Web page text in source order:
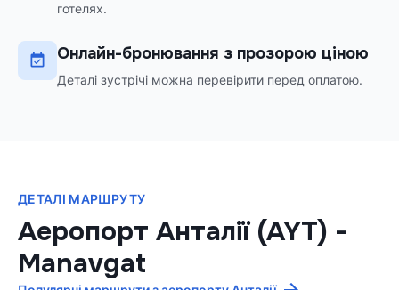
готелях.
Онлайн-бронювання з прозорою ціною
Деталі зустрічі можна перевірити перед оплатою.
ДЕТАЛІ МАРШРУТУ
Аеропорт Анталії (AYT) -
Manavgat